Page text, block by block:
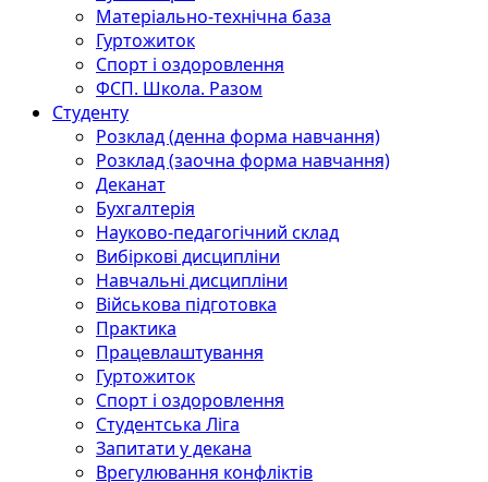
Матеріально-технічна база
Гуртожиток
Спорт і оздоровлення
ФСП. Школа. Разом
Студенту
Розклад (денна форма навчання)
Розклад (заочна форма навчання)
Деканат
Бухгалтерія
Науково-педагогічний склад
Вибіркові дисципліни
Навчальні дисципліни
Військова підготовка
Практика
Працевлаштування
Гуртожиток
Спорт і оздоровлення
Студентська Ліга
Запитати у декана
Врегулювання конфліктів